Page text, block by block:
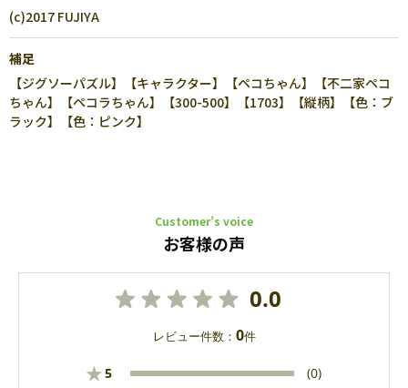
(c)2017 FUJIYA
補足
【ジグソーパズル】【キャラクター】【ペコちゃん】【不二家ペコ
ちゃん】【ペコラちゃん】【300-500】【1703】【縦柄】【色：ブ
ラック】【色：ピンク】
Customer’s voice
お客様の声
0.0
レビュー件数： 0件
★5 (0)